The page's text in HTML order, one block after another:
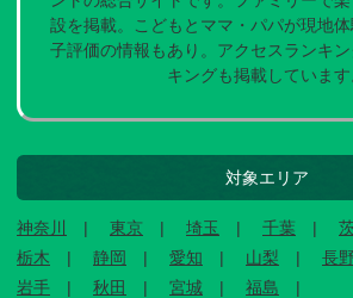
設を掲載。こどもとママ・パパが現地
子評価の情報もあり。アクセスランキ
キングも掲載しています
対象エリア
神奈川 東京 埼玉 千葉
栃木
静岡 愛知 山梨 長野
岩手
秋田 宮城 福島